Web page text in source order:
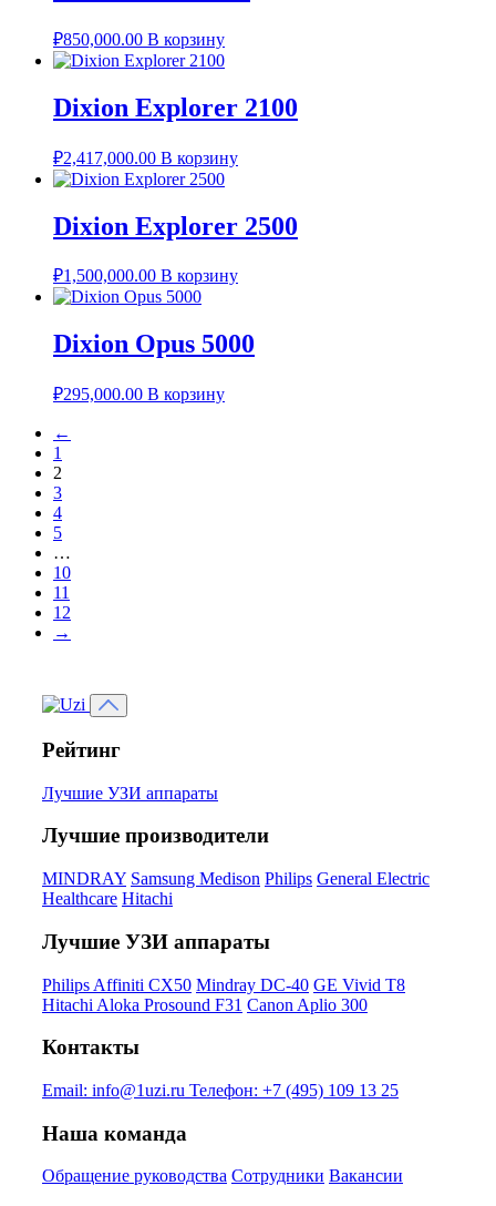
₽850,000.00 В корзину
Dixion Explorer 2100
₽2,417,000.00 В корзину
Dixion Explorer 2500
₽1,500,000.00 В корзину
Dixion Opus 5000
₽295,000.00 В корзину
←
1
2
3
4
5
…
10
11
12
→
Рейтинг
Лучшие УЗИ аппараты
Лучшие производители
MINDRAY Samsung Medison Philips General Electric
Healthcare Hitachi
Лучшие УЗИ аппараты
Philips Affiniti CX50 Mindray DC-40 GE Vivid T8
Hitachi Aloka Prosound F31 Canon Aplio 300
Контакты
Email: info@1uzi.ru Телефон: +7 (495) 109 13 25
Наша команда
Обращение руководства Сотрудники Вакансии